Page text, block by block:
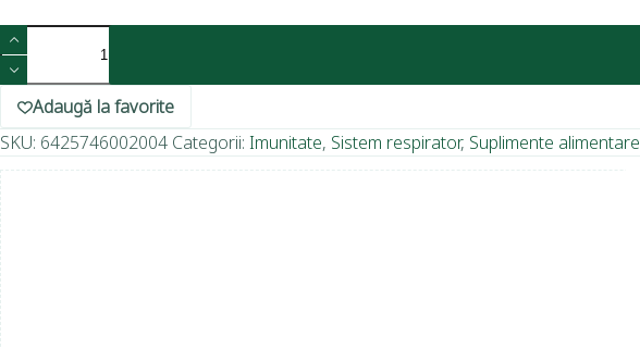
Adaugă la favorite
SKU: 6425746002004 Categorii: Imunitate, Sistem respirator, Suplimente alimentare